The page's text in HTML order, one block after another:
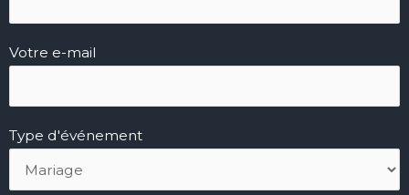
Votre e-mail
Type d'événement